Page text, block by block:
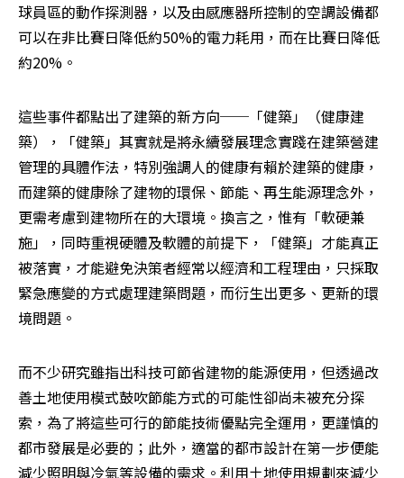
球員區的動作探測器，以及由感應器所控制的空調設備都
可以在非比賽日降低約50%的電力耗用，而在比賽日降低
約20%。
這些事件都點出了建築的新方向──「健築」（健康建
築），「健築」其實就是將永續發展理念實踐在建築營建
管理的具體作法，特別強調人的健康有賴於建築的健康，
而建築的健康除了建物的環保、節能、再生能源理念外，
更需考慮到建物所在的大環境。換言之，惟有「軟硬兼
施」，同時重視硬體及軟體的前提下，「健築」才能真正
被落實，才能避免決策者經常以經濟和工程理由，只採取
緊急應變的方式處理建築問題，而衍生出更多、更新的環
境問題。
而不少研究雖指出科技可節省建物的能源使用，但透過改
善土地使用模式鼓吹節能方式的可能性卻尚未被充分探
索，為了將這些可行的節能技術優點完全運用，更謹慎的
都市發展是必要的；此外，適當的都市設計在第一步便能
減少照明與冷氣等設備的需求。利用土地使用規劃來減少